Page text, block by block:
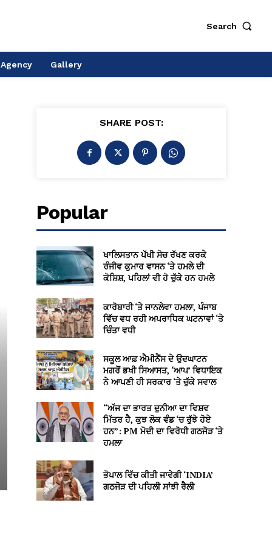
Search
Gallery
SHARE POST:
Popular
ਖਾਲਿਸਤਾਨ ਪੱਖੀ ਸੋਚ ਰੱਖਣ ਕਰਕੇ
ਰੰਜੀਵ ਕੁਮਾਰ ਵਾਸਨ ‘ਤੇ ਹਮਲੇ ਦੀ
ਕੋਸ਼ਿਸ਼, ਪਹਿਲਾਂ ਵੀ ਹੋ ਚੁੱਕੇ ਹਨ ਹਮਲੇ
ਕਾਰੋਬਾਰੀ ‘ਤੇ ਜਾਨਲੇਵਾ ਹਮਲਾ, ਪੰਜਾਬ
ਵਿੱਚ ਵਧ ਰਹੀ ਅਪਰਾਧਿਕ ਘਟਨਾਵਾਂ ‘ਤੇ
ਚਿੰਤਾ ਵਧੀ
ਸਕੂਲ ਆਫ਼ ਐਮੀਨੈਂਸ ਦੇ ਉਦਘਾਟਨ
ਮਗਰੋਂ ਭਖੀ ਸਿਆਸਤ, ‘ਆਪ’ ਵਿਧਾਇਕ
ਨੇ ਆਪਣੀ ਹੀ ਸਰਕਾਰ ‘ਤੇ ਚੁੱਕੇ ਸਵਾਲ
“ਅੱਜ ਦਾ ਭਾਰਤ ਦੁਨੀਆ ਦਾ ਵਿਸ਼ਵ
ਮਿੱਤਰ ਹੈ, ਕੁਝ ਲੋਕ ਵੰਡ ‘ਚ ਰੁੱਝੇ ਹੋਏ
ਹਨ”: PM ਮੋਦੀ ਦਾ ਵਿਰੋਧੀ ਗਠਜੋੜ ‘ਤੇ
ਹਮਲਾ
ਭੋਪਾਲ ਵਿੱਚ ਕੀਤੀ ਜਾਵੇਗੀ ‘INDIA’
ਗਠਜੋੜ ਦੀ ਪਹਿਲੀ ਸਾਂਝੀ ਰੈਲੀ